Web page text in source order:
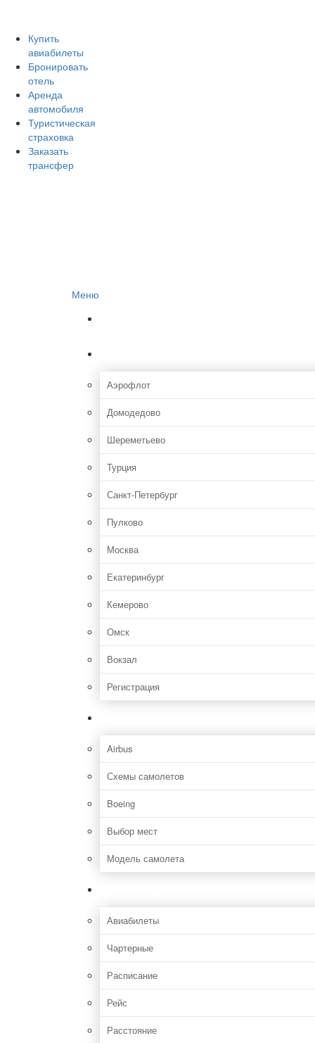
Купить
авиабилеты
Бронировать
отель
Аренда
автомобиля
Туристическая
страховка
Заказать
трансфер
Меню
Аэрофлот
Домодедово
Шереметьево
Турция
Санкт-Петербург
Пулково
Москва
Екатеринбург
Кемерово
Омск
Вокзал
Регистрация
Airbus
Схемы самолетов
Boeing
Выбор мест
Модель самолета
Авиабилеты
Чартерные
Расписание
Рейс
Расстояние